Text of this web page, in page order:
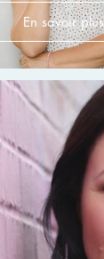
En savoir plus